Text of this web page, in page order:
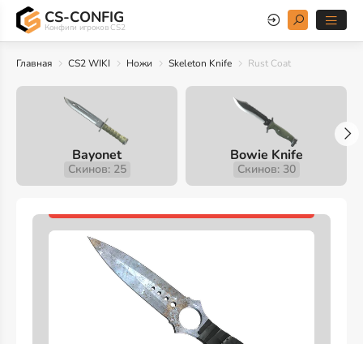
CS-CONFIG
Конфиги игроков CS2
Главная CS2 WIKI Ножи Skeleton Knife Rust Coat
Bayonet
Скинов: 25
Bowie Knife
Скинов: 30